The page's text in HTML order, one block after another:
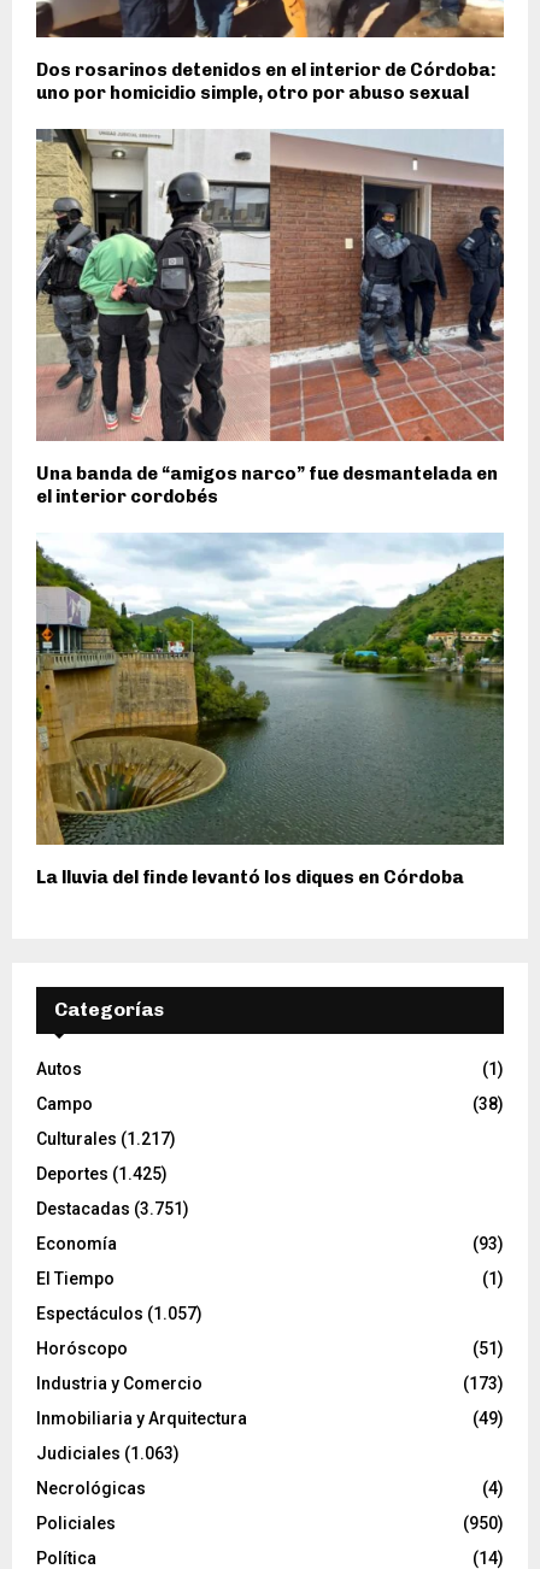
Dos rosarinos detenidos en el interior de Córdoba:
uno por homicidio simple, otro por abuso sexual
Una banda de “amigos narco” fue desmantelada en
el interior cordobés
La lluvia del finde levantó los diques en Córdoba
Categorías
Autos
(1)
Campo
(38)
Culturales (1.217)
Deportes (1.425)
Destacadas (3.751)
Economía
(93)
El Tiempo
(1)
Espectáculos (1.057)
Horóscopo
(51)
Industria y Comercio
(173)
Inmobiliaria y Arquitectura
(49)
Judiciales (1.063)
Necrológicas
(4)
Policiales
(950)
Política
(14)